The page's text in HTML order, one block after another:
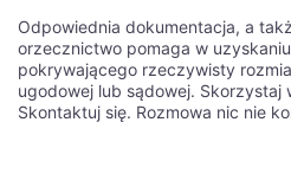
Odpowiednia dokumentacja, a
orzecznictwo pomaga w
pokrywającego rzeczywisty
ugodowej lub sądowej. Skorzystaj
Skontaktuj się. Rozmowa nic nie